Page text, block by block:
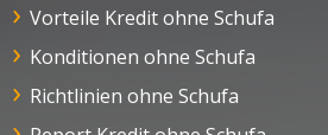
Vorteile Kredit ohne Schufa
Konditionen ohne Schufa
Richtlinien ohne Schufa